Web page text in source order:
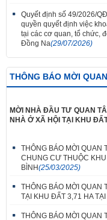
Quyết định số 49/2026/
quyền quyết định việc
tại các cơ quan, tổ chức,
Đồng Na(29/07/2026)
THÔNG BÁO MỜI
MỜI NHÀ ĐẦU TƯ QUAN
NHÀ Ở XÃ HỘI TẠI KHU
THÔNG BÁO MỜI QUAN
CHUNG CƯ THUỘC
BÌNH(25/03/2025)
THÔNG BÁO MỜI QUAN
TẠI KHU ĐẤT 3,71 HA
THÔNG BÁO MỜI QUAN